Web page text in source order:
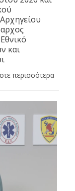
και
περισσότερα